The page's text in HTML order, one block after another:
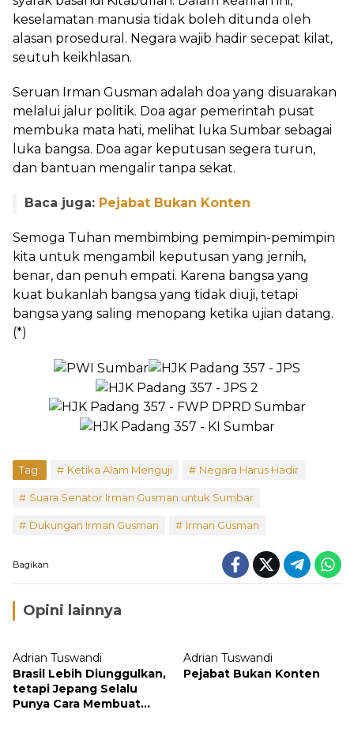
keselamatan manusia tidak boleh ditunda oleh
alasan prosedural. Negara wajib hadir secepat kilat,
seutuh keikhlasan.
Seruan Irman Gusman adalah doa yang disuarakan
melalui jalur politik. Doa agar pemerintah pusat
membuka mata hati, melihat luka Sumbar sebagai
luka bangsa. Doa agar keputusan segera turun,
dan bantuan mengalir tanpa sekat.
Baca juga: Pejabat Bukan Konten
Semoga Tuhan membimbing pemimpin-pemimpin
kita untuk mengambil keputusan yang jernih,
benar, dan penuh empati. Karena bangsa yang
kuat bukanlah bangsa yang tidak diuji, tetapi
bangsa yang saling menopang ketika ujian datang.
(*)
Tag: Ketika Alam Menguji Negara Harus Hadir
Suara Senator Irman Gusman untuk Sumbar
Dukungan Irman Gusman Irman Gusman
Bagikan
Opini lainnya
Adrian Tuswandi
Brasil Lebih Diunggulkan,
tetapi Jepang Selalu
Punya Cara Membuat
Adrian Tuswandi
Pejabat Bukan Konten